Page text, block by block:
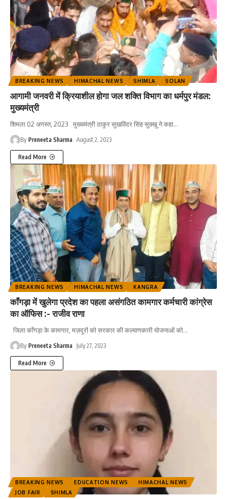
BREAKING NEWS HIMACHAL NEWS SHIMLA SOLAN
आगामी जनवरी में क्रियाशील होगा जल शक्ति विभाग का धर्मपुर मंडल:
मुख्यमंत्री
शिमला 02 अगस्त, 2023 मुख्यमंत्री ठाकुर सुखविंदर सिंह सुक्खू ने कहा…
By Preneeta Sharma August 2, 2023
Read More
BREAKING NEWS HIMACHAL NEWS KANGRA
काँगड़ा में खुलेगा प्रदेश का पहला असंगठित कामगार कर्मचारी कांग्रेस
का ऑफिस :- राजीव राणा
जिला काँगड़ा के कामगार, मज़दूरों को सरकार की कल्याणकारी योजनाओं को…
By Preneeta Sharma July 27, 2023
Read More
BREAKING NEWS EDUCATION NEWS
HIMACHAL NEWS
JOB FAIR
SHIMLA